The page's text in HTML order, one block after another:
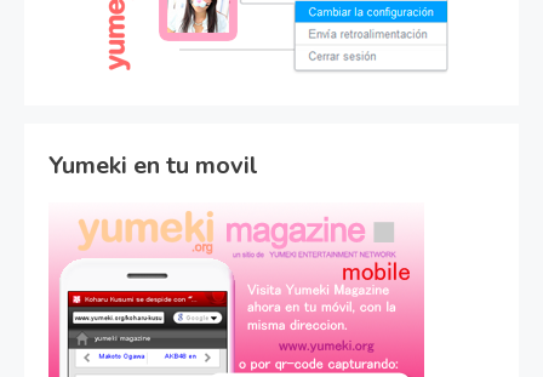
Yumeki en tu movil